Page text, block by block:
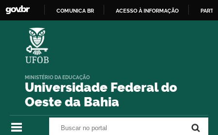
COMUNICA BR ACESSO À INFORMAÇÃO
Universidade Federal do
Oeste da Bahia
MINISTÉRIO DA EDUCAÇÃO